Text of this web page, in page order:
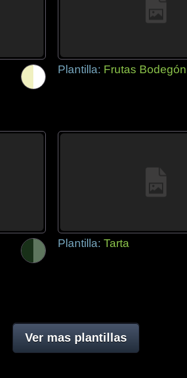
Plantilla: Frutas Bodegón
Plantilla: Tarta
Ver mas plantillas